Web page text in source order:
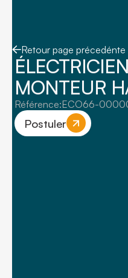
Retour page précedénte
MONTEUR
Référence:ECO66-
Postuler